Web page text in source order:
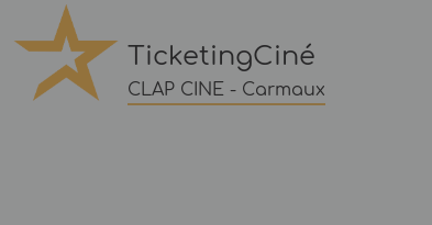
TicketingCiné
CLAP CINE - Carmaux